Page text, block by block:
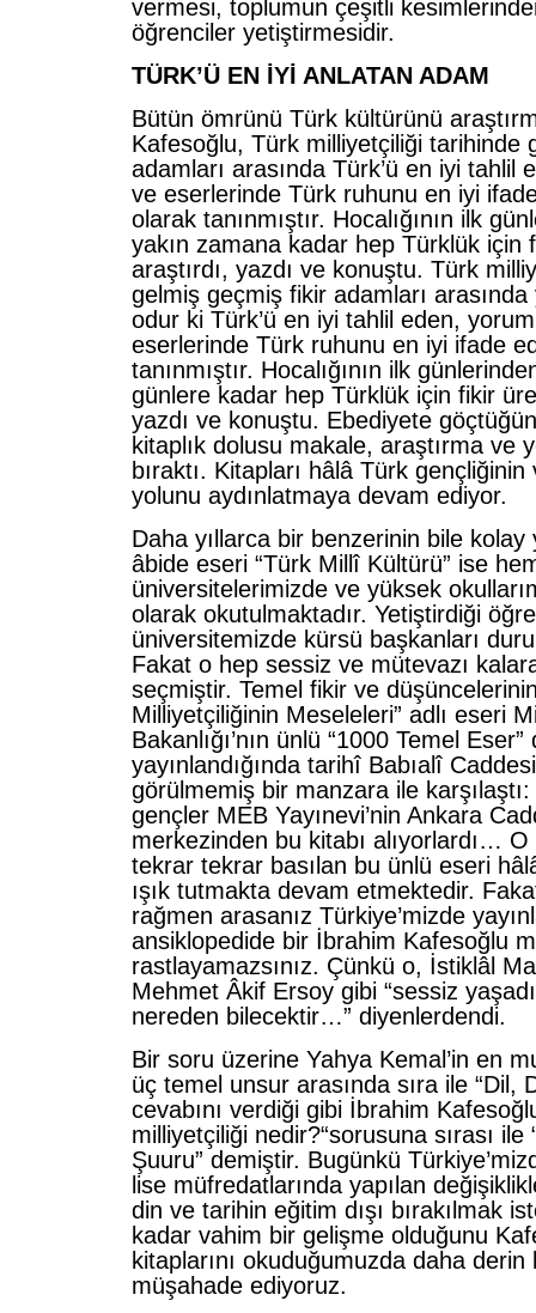
vermesi, toplumun çeşitli
öğrenciler yetiştirmesidir.
TÜRK’Ü EN İYİ ANLATAN ADAM
Bütün ömrünü Türk kültürünü
Kafesoğlu, Türk milliyetçiliği tarihinde
adamları arasında Türk’ü en iyi tahlil
ve eserlerinde Türk ruhunu en iyi
olarak tanınmıştır. Hocalığının ilk
yakın zamana kadar hep Türklük için
araştırdı, yazdı ve konuştu. Türk
gelmiş geçmiş fikir adamları arasında
odur ki Türk’ü en iyi tahlil eden,
eserlerinde Türk ruhunu en iyi ifade
tanınmıştır. Hocalığının ilk
günlere kadar hep Türklük için fikir
yazdı ve konuştu. Ebediyete
kitaplık dolusu makale, araştırma ve
bıraktı. Kitapları hâlâ Türk gençliğinin
yolunu aydınlatmaya devam ediyor.
Daha yıllarca bir benzerinin bile kolay
âbide eseri “Türk Millî Kültürü” ise
üniversitelerimizde ve yüksek
olarak okutulmaktadır. Yetiştirdiği
üniversitemizde kürsü başkanları
Fakat o hep sessiz ve mütevazı
seçmiştir. Temel fikir ve
Milliyetçiliğinin Meseleleri” adlı eseri
Bakanlığı’nın ünlü “1000 Temel
yayınlandığında tarihî Babıalî
görülmemiş bir manzara ile
gençler MEB Yayınevi’nin Ankara
merkezinden bu kitabı alıyorlardı…
tekrar tekrar basılan bu ünlü eseri
ışık tutmakta devam etmektedir.
rağmen arasanız Türkiye’mizde
ansiklopedide bir İbrahim Kafesoğlu
rastlayamazsınız. Çünkü o, İstiklâl
Mehmet Âkif Ersoy gibi “sessiz
nereden bilecektir…” diyenlerdendi.
Bir soru üzerine Yahya Kemal’in en
üç temel unsur arasında sıra ile “Dil,
cevabını verdiği gibi İbrahim
milliyetçiliği nedir?“sorusuna sırası
Şuuru” demiştir. Bugünkü
lise müfredatlarında yapılan
din ve tarihin eğitim dışı bırakılmak
kadar vahim bir gelişme olduğunu
kitaplarını okuduğumuzda daha
müşahade ediyoruz.